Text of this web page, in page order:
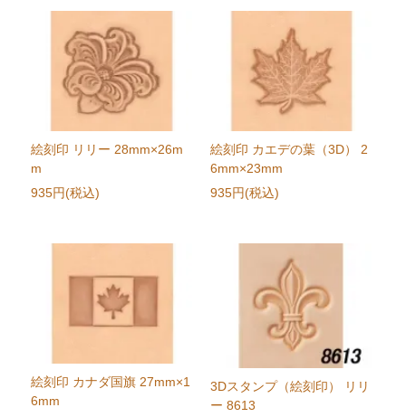
絵刻印 リリー 28mm×26m
m
935円(税込)
絵刻印 カエデの葉（3D） 2
6mm×23mm
935円(税込)
絵刻印 カナダ国旗 27mm×1
6mm
3Dスタンプ（絵刻印） リリ
ー 8613